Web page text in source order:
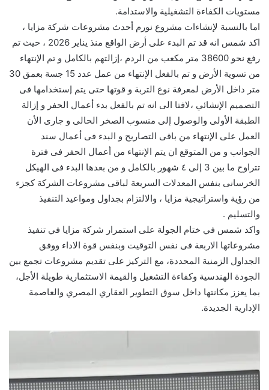
مستويات الكفاءة التشغيلية والاستدامة.
اما بالنسبة لإنشاءات مشروع نورم أحدث مشروعات شركة مزايا ،
اكد شمس انه قد تم البدء على أرض الواقع منذ يناير 2026 ، حيث تم
رفع نحو 38600 متر مكعب من الردم ،إزالتهم بالكامل و تم الإنتهاء
من تسوية الأرض و تم بالفعل الإنتهاء من عمل عدد 15 جسة بعمق 30
متر داخل الأرض لمعرفة نوع التربة و قوتها حتى يتم إستخدامها فى
التصميم الإنشائي ،لافتا الى انه تم بالفعل بدء أعمال الحفر و إزالة
الطبقة الأولى والوصول إلى منسوب الصخر الحالى و جارى الأن
العمل على الإنتهاء من باقى التصاريح و البدء فى أعمال سند
الجوانب و من المتوقع ان يتم الإنتهاء من أعمال الحفر فى فترة
تتراوح ما بين 3 إلى ٤ شهور بالكامل و من بعدها البدء فى الهيكل
الخرسانى بنفس المعدلات السريعة لباقى مشروعات الشركة كجزء
من رؤية واستراتيجية مزايا ، والالتزام بجداول ومواعيد التنفيذ
والتسليم .
واكد شمس في ختام الجولة على استمرار شركة مزايا في تنفيذ
مشروعاتها الاربعة فى نفس التوقيت وبنفس قوة الاداء ووفق
الجداول الزمنية المحددة، مع التركيز على تقديم مشروعات تجمع بين
الجودة الهندسية وكفاءة التشغيل والقيمة الاستثمارية طويلة الأجل،
بما يعزز مكانتها داخل سوق التطوير العقاري المصري والعاصمة
الإدارية الجديدة.